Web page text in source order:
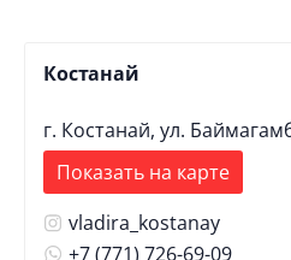
Костанай
г. Костанай, ул.
Показать на карте
vladira_kostanay
+7 (771) 726-69-09